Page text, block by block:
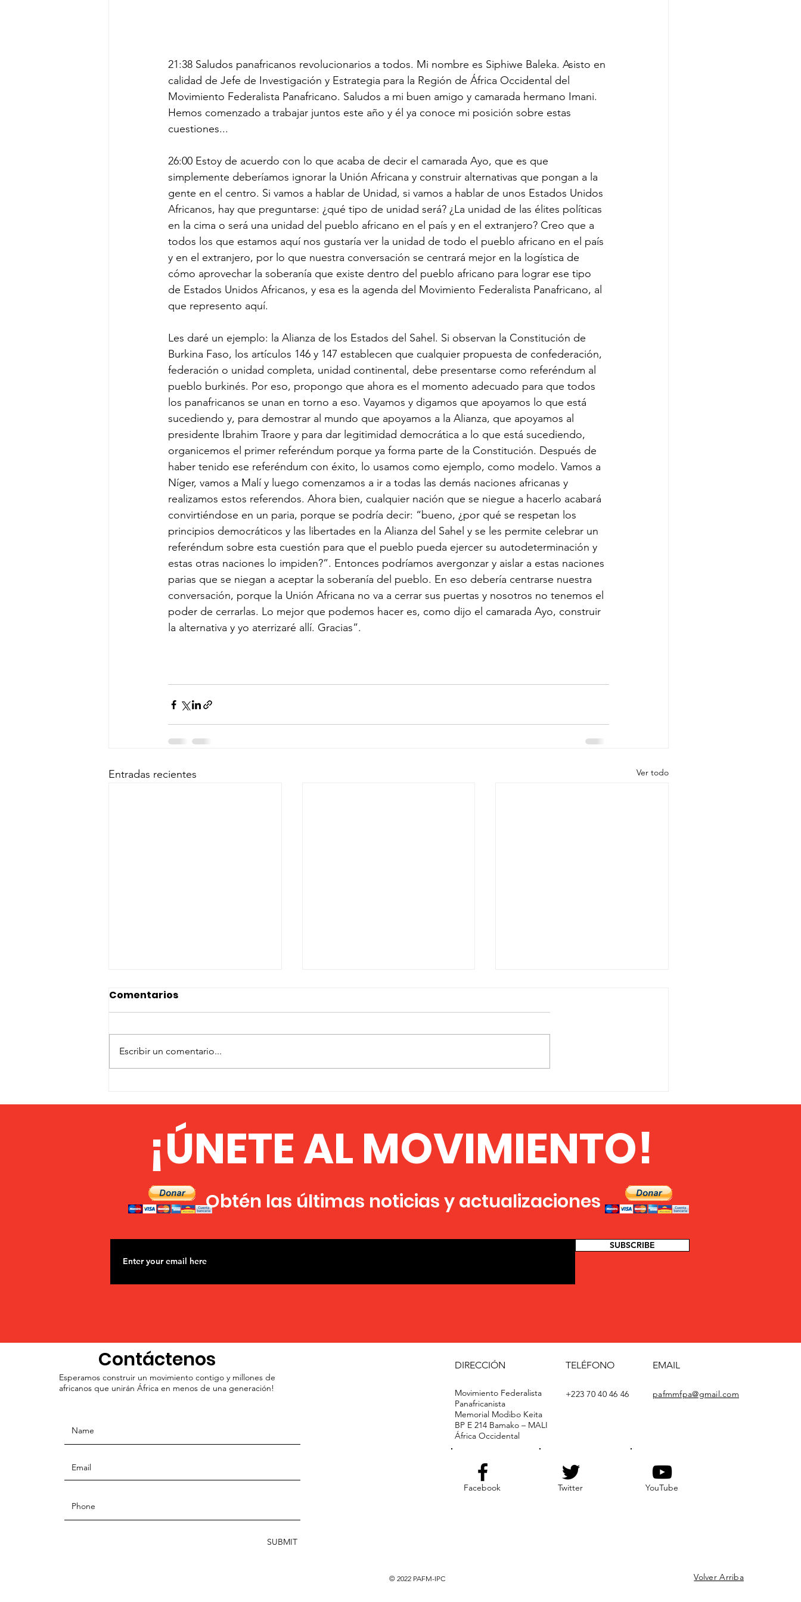
21:38 Saludos panafricanos revolucionarios a todos. Mi nombre es Siphiwe Baleka. Asisto en
calidad de Jefe de Investigación y Estrategia para la Región de África Occidental del
Movimiento Federalista Panafricano. Saludos a mi buen amigo y camarada hermano Imani.
Hemos comenzado a trabajar juntos este año y él ya conoce mi posición sobre estas
cuestiones...
26:00 Estoy de acuerdo con lo que acaba de decir el camarada Ayo, que es que
simplemente deberíamos ignorar la Unión Africana y construir alternativas que pongan a la
gente en el centro. Si vamos a hablar de Unidad, si vamos a hablar de unos Estados Unidos
Africanos, hay que preguntarse: ¿qué tipo de unidad será? ¿La unidad de las élites políticas
en la cima o será una unidad del pueblo africano en el país y en el extranjero? Creo que a
todos los que estamos aquí nos gustaría ver la unidad de todo el pueblo africano en el país
y en el extranjero, por lo que nuestra conversación se centrará mejor en la logística de
cómo aprovechar la soberanía que existe dentro del pueblo africano para lograr ese tipo
de Estados Unidos Africanos, y esa es la agenda del Movimiento Federalista Panafricano, al
que represento aquí.
Les daré un ejemplo: la Alianza de los Estados del Sahel. Si observan la Constitución de
Burkina Faso, los artículos 146 y 147 establecen que cualquier propuesta de confederación,
federación o unidad completa, unidad continental, debe presentarse como referéndum al
pueblo burkinés. Por eso, propongo que ahora es el momento adecuado para que todos
los panafricanos se unan en torno a eso. Vayamos y digamos que apoyamos lo que está
sucediendo y, para demostrar al mundo que apoyamos a la Alianza, que apoyamos al
presidente Ibrahim Traore y para dar legitimidad democrática a lo que está sucediendo,
organicemos el primer referéndum porque ya forma parte de la Constitución. Después de
haber tenido ese referéndum con éxito, lo usamos como ejemplo, como modelo. Vamos a
Níger, vamos a Malí y luego comenzamos a ir a todas las demás naciones africanas y
realizamos estos referendos. Ahora bien, cualquier nación que se niegue a hacerlo acabará
convirtiéndose en un paria, porque se podría decir: “bueno, ¿por qué se respetan los
principios democráticos y las libertades en la Alianza del Sahel y se les permite celebrar un
referéndum sobre esta cuestión para que el pueblo pueda ejercer su autodeterminación y
estas otras naciones lo impiden?”. Entonces podríamos avergonzar y aislar a estas naciones
parias que se niegan a aceptar la soberanía del pueblo. En eso debería centrarse nuestra
conversación, porque la Unión Africana no va a cerrar sus puertas y nosotros no tenemos el
poder de cerrarlas. Lo mejor que podemos hacer es, como dijo el camarada Ayo, construir
la alternativa y yo aterrizaré allí. Gracias”.
Entradas recientes Ver todo
FORMACIÓN DE LÍDERES
NDONGO FAYE EN PAN
MOMENTO DE
ORGANIZARNOS ES
AHORA
Preguntas frecuentes
MFPA y la formación de
los Estados Unidos
Africanos
Comentarios
Escribir un comentario...
¡ÚNETE AL MOVIMIENTO!
Obtén las últimas noticias y actualizaciones
SUBSCRIBE
Contáctenos
Esperamos construir un movimiento contigo y millones de
africanos que unirán África en menos de una generación!
SUBMIT
DIRECCIÓN TELÉFONO EMAIL
Movimiento Federalista
Panafricanista
Memorial Modibo Keita
BP E 214 Bamako – MALI
África Occidental
+223 70 40 46 46 pafmmfpa@gmail.com
Facebook Twitter YouTube
© 2022 PAFM-IPC Volver Arriba